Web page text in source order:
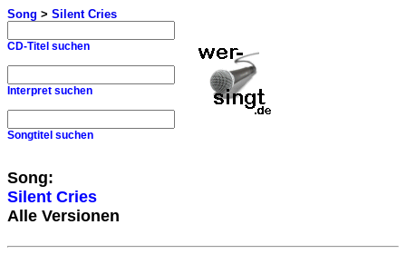
Song > Silent Cries
CD-Titel suchen
Interpret suchen
Songtitel suchen
Song:
Silent Cries
Alle Versionen